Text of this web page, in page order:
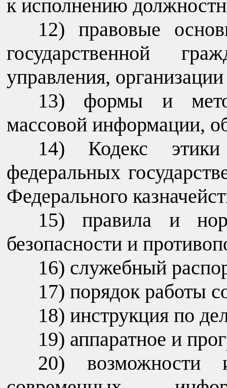
к исполнению
правовые
государственной
управления,
формы и
массовой информации,
Кодекс
федеральных
Федерального
правила и
безопасности и
служебный
порядок работы
инструкция по
аппаратное и
возможности